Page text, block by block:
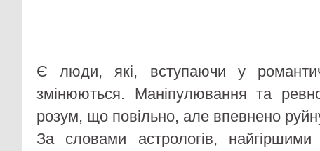
Є люди, які, вступаючи у
змінюються. Маніпулювання та
розум, що повільно, але впевнено
За словами астрологів,